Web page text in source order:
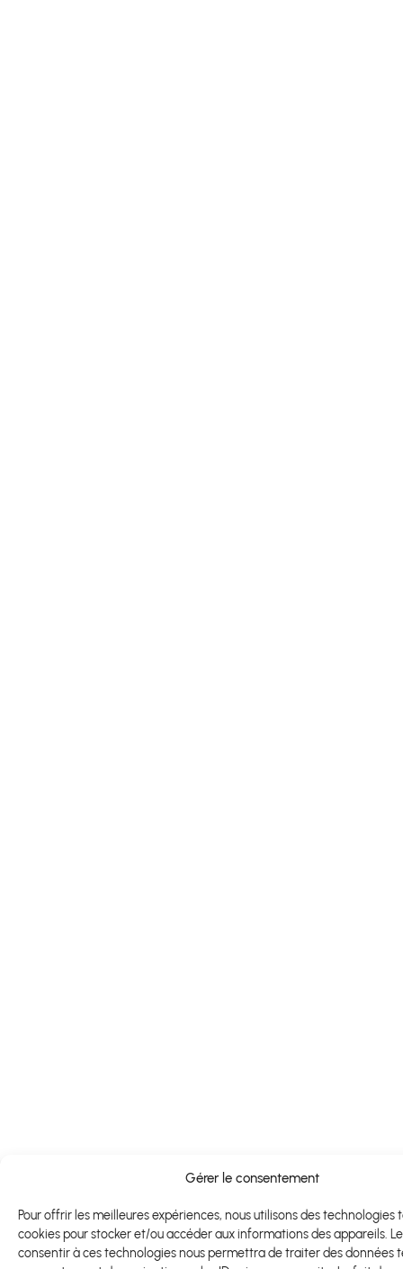
Gérer le consentement
Pour offrir les meilleures expériences, nous utilisons des technologies
cookies pour stocker et/ou accéder aux informations des appareils.
consentir à ces technologies nous permettra de traiter des données